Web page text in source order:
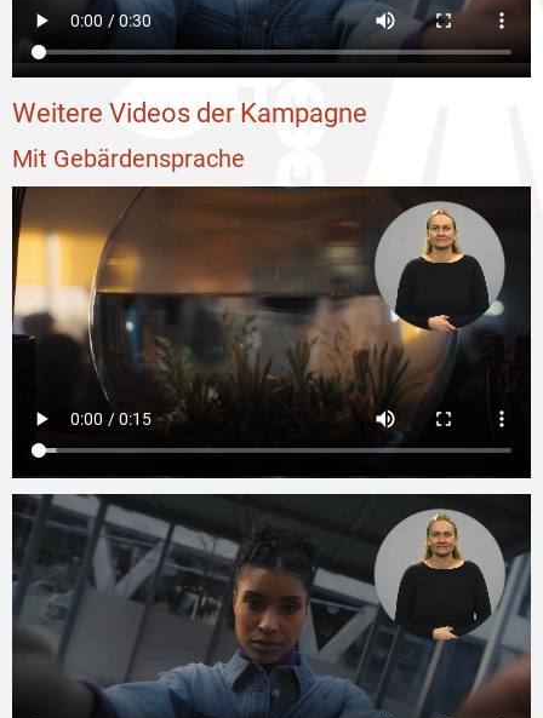
Weitere Videos der Kampagne
Mit Gebärdensprache